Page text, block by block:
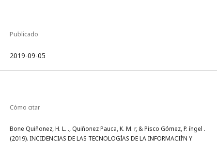
Publicado
2019-09-05
Cómo citar
Bone Quiñonez, H. L. ., Quiñonez Pauca, K. M. r, & Pisco Gómez, P. íngel .
(2019). INCIDENCIAS DE LAS TECNOLOGÍAS DE LA INFORMACIÍ’N Y